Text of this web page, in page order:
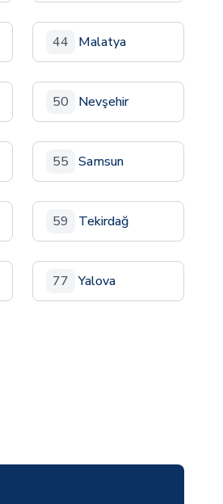
44 Malatya
50 Nevşehir
55 Samsun
59 Tekirdağ
77 Yalova